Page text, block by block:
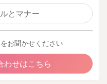
とマナー
お聞かせください
わせはこちら